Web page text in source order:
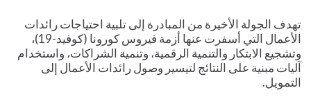
تهدف الجولة الأخيرة من المبادرة إلى تلبية احتياجات رائدات
الأعمال التي أسفرت عنها أزمة فيروس كورونا (كوفيد-19)،
وتشجيع الابتكار والتنمية الرقمية، وتنمية الشراكات، واستخدام
آليات مبنية على النتائج لتيسير وصول رائدات الأعمال إلى
التمويل.